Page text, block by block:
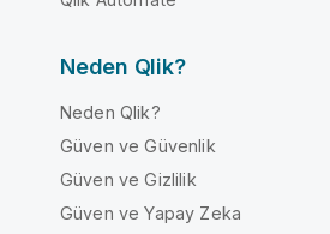
Neden Qlik?
Neden Qlik?
Güven ve Güvenlik
Güven ve Gizlilik
Güven ve Yapay Zeka